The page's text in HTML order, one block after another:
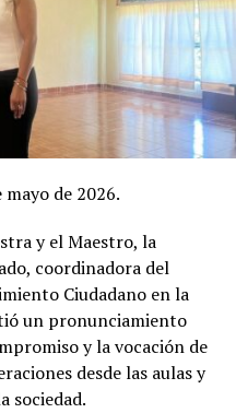
de 2026.
y el Maestro, la
coordinadora del
Ciudadano en la
un pronunciamiento
y la vocación de
desde las aulas y
sociedad.